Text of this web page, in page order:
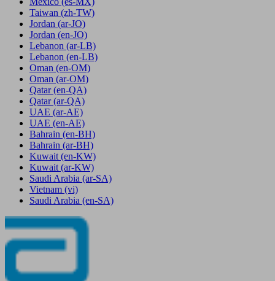
Taiwan (zh-TW)
Jordan (ar-JO)
Jordan (en-JO)
Lebanon (ar-LB)
Lebanon (en-LB)
Oman (en-OM)
Oman (ar-OM)
Qatar (en-QA)
Qatar (ar-QA)
UAE (ar-AE)
UAE (en-AE)
Bahrain (en-BH)
Bahrain (ar-BH)
Kuwait (en-KW)
Kuwait (ar-KW)
Saudi Arabia (ar-SA)
Vietnam (vi)
Saudi Arabia (en-SA)